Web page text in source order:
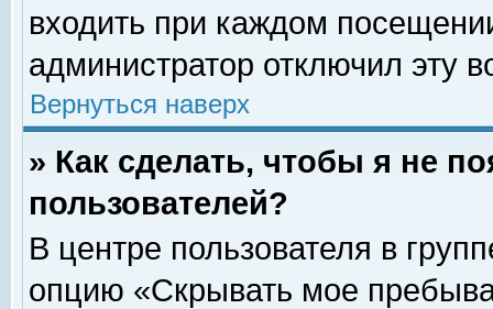
входить при каждом
администратор отключил эту
Вернуться наверх
» Как сделать, чтобы я не
пользователей?
В центре пользователя в
опцию «Скрывать мое